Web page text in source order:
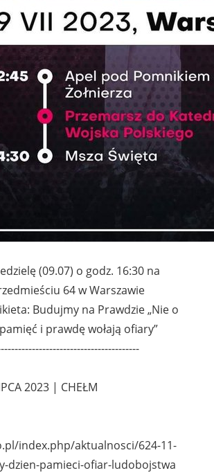
(09.07) o godz. 16:30 na
64 w Warszawie
Budujmy na Prawdzie„Nie o
i prawdę wołają ofiary”
2023 | CHEŁM
index.php/aktualnosci/624-11-
dzien-pamieci-ofiar-ludobojstwa